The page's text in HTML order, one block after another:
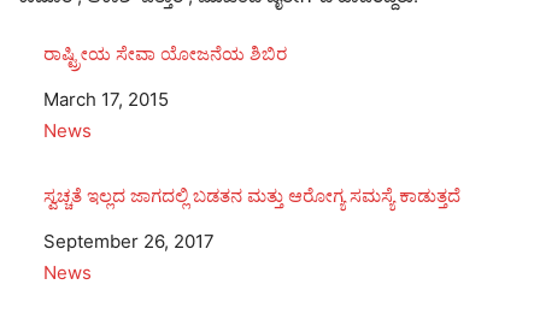
ರಾಷ್ಟ್ರೀಯ ಸೇವಾ ಯೋಜನೆಯ ಶಿಬಿರ
Date
March 17, 2015
In relation to
News
ಸ್ವಚ್ಚತೆ ಇಲ್ಲದ ಜಾಗದಲ್ಲಿ ಬಡತನ ಮತ್ತು ಆರೋಗ್ಯ ಸಮಸ್ಯೆ ಕಾಡುತ್ತದೆ
Date
September 26, 2017
In relation to
News